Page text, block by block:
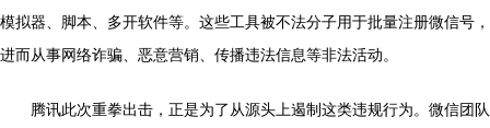
模拟器、脚本、多开软件等。这些工具被不法分子用于批量注册微信号，
进而从事网络诈骗、恶意营销、传播违法信息等非法活动。
腾讯此次重拳出击，正是为了从源头上遏制这类违规行为。微信团队